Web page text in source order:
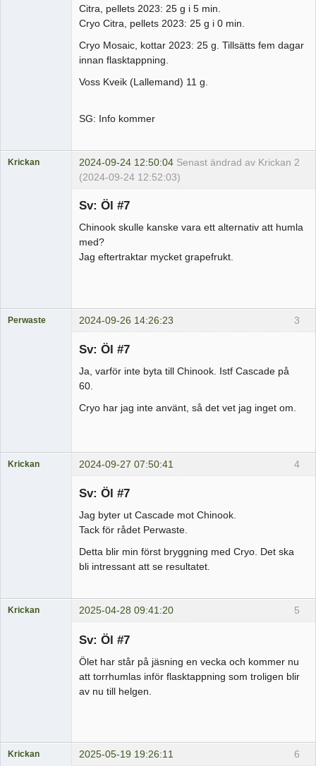
Citra, pellets 2023: 25 g i 5 min.
Cryo Citra, pellets 2023: 25 g i 0 min.
Cryo Mosaic, kottar 2023: 25 g. Tillsätts fem dagar
innan flasktappning.
Voss Kveik (Lallemand) 11 g.
SG: Info kommer
2
Krickan 2024-09-24 12:50:04 Senast ändrad av Krickan
(2024-09-24 12:52:03)
Sv: Öl #7
Chinook skulle kanske vara ett alternativ att humla
med?
Jag eftertraktar mycket grapefrukt.
3
Perwaste 2024-09-26 14:26:23
Sv: Öl #7
Ja, varför inte byta till Chinook. Istf Cascade på
60.
Cryo har jag inte använt, så det vet jag inget om.
4
Krickan 2024-09-27 07:50:41
Sv: Öl #7
Jag byter ut Cascade mot Chinook.
Tack för rådet Perwaste.
Detta blir min först bryggning med Cryo. Det ska
bli intressant att se resultatet.
5
Krickan 2025-04-28 09:41:20
Sv: Öl #7
Ölet har står på jäsning en vecka och kommer nu
att torrhumlas inför flasktappning som troligen blir
av nu till helgen.
6
Krickan 2025-05-19 19:26:11